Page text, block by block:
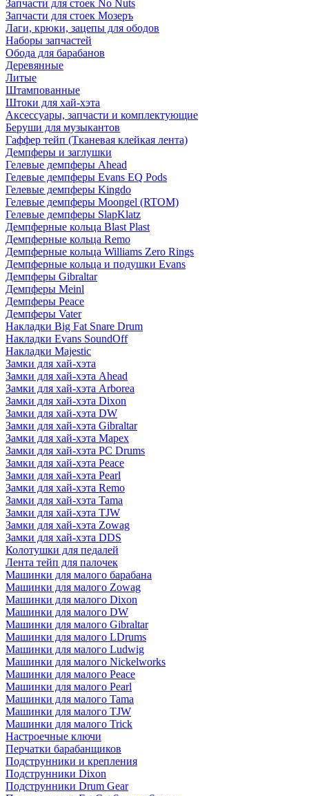
Запчасти для стоек No Nuts
Запчасти для стоек Мозеръ
Лаги, крюки, зацепы для ободов
Наборы запчастей
Обода для барабанов
Деревянные
Литые
Штампованные
Штоки для хай-хэта
Аксессуары, запчасти и комплектующие
Беруши для музыкантов
Гаффер тейп (Тканевая клейкая лента)
Демпферы и заглушки
Гелевые демпферы Ahead
Гелевые демпферы Evans EQ Pods
Гелевые демпферы Kingdo
Гелевые демпферы Moongel (RTOM)
Гелевые демпферы SlapKlatz
Демпферные кольца Blast Plast
Демпферные кольца Remo
Демпферные кольца Williams Zero Rings
Демпферные кольца и подушки Evans
Демпферы Gibraltar
Демпферы Meinl
Демпферы Peace
Демпферы Vater
Накладки Big Fat Snare Drum
Накладки Evans SoundOff
Накладки Majestic
Замки для хай-хэта
Замки для хай-хэта Ahead
Замки для хай-хэта Arborea
Замки для хай-хэта Dixon
Замки для хай-хэта DW
Замки для хай-хэта Gibraltar
Замки для хай-хэта Mapex
Замки для хай-хэта PC Drums
Замки для хай-хэта Peace
Замки для хай-хэта Pearl
Замки для хай-хэта Remo
Замки для хай-хэта Tama
Замки для хай-хэта TJW
Замки для хай-хэта Zowag
Замки для хай-хэта DDS
Колотушки для педалей
Лента тейп для палочек
Машинки для малого барабана
Машинки для малого Zowag
Машинки для малого Dixon
Машинки для малого DW
Машинки для малого Gibraltar
Машинки для малого LDrums
Машинки для малого Ludwig
Машинки для малого Nickelworks
Машинки для малого Peace
Машинки для малого Pearl
Машинки для малого Tama
Машинки для малого TJW
Машинки для малого Trick
Настроечные ключи
Перчатки барабанщиков
Подструнники и крепления
Подструнники Dixon
Подструнники Drum Gear